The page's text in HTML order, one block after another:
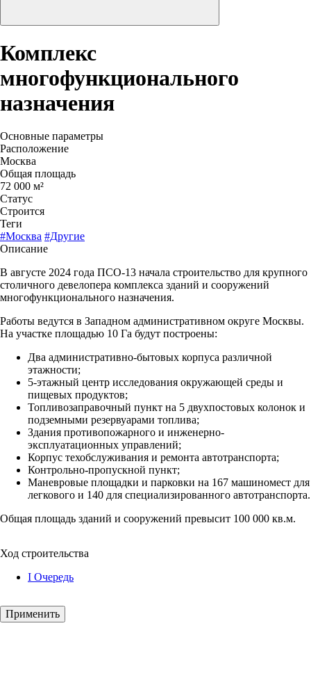
Комплекс
многофункционального
назначения
Основные параметры
Расположение
Москва
Общая площадь
72 000 м²
Статус
Строится
Теги
#Москва #Другие
Описание
В августе 2024 года ПСО-13 начала строительство для крупного
столичного девелопера комплекса зданий и сооружений
многофункционального назначения.
Работы ведутся в Западном административном округе Москвы.
На участке площадью 10 Га будут построены:
Два административно-бытовых корпуса различной
этажности;
5-этажный центр исследования окружающей среды и
пищевых продуктов;
Топливозаправочный пункт на 5 двухпостовых колонок и
подземными резервуарами топлива;
Здания противопожарного и инженерно-
эксплуатационных управлений;
Корпус техобслуживания и ремонта автотранспорта;
Контрольно-пропускной пункт;
Маневровые площадки и парковки на 167 машиномест для
легкового и 140 для специализированного автотранспорта.
Общая площадь зданий и сооружений превысит 100 000 кв.м.
Ход строительства
I Очередь